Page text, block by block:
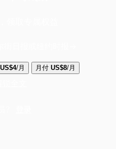
US$4/月 月付 US$8/月